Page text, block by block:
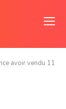
avoir vendu 11